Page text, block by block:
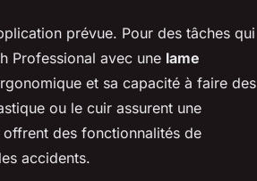
prévue. Pour des tâches qui
Professional avec une lame
et sa capacité à faire des
ou le cuir assurent une
des fonctionnalités de
accidents.